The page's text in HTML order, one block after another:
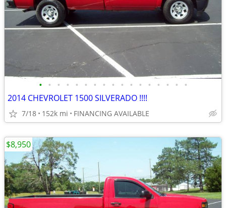
• • • • • • • • • • • • • • • • •
2014 CHEVROLET 1500 SILVERADO !!!!
7/18 152k mi FINANCING AVAILABLE
$8,950